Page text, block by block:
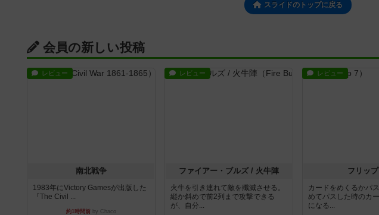
スライドのトップに戻る
会員の新しい投稿
レビュー
南北戦争
1983年にVictory Gamesが出版した
『The Civil ...
約1時間前 by Chaco
レビュー
ファイアー・ブルズ / 火牛陣
火牛を引き連れて敵を殲滅させる。
縦か斜めで前2列まで攻撃できる
が、自分...
レビュー
フリップ
カードをめくるかパ
めてパスした時のカ
になる...